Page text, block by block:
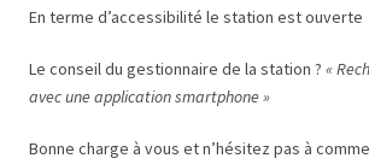
En terme d’accessibilité le station est ouverte
Le conseil du gestionnaire de la station ? «
avec une application smartphone »
Bonne charge à vous et n’hésitez pas à